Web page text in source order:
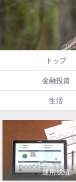
トップ
金融投資
生活
運用成績